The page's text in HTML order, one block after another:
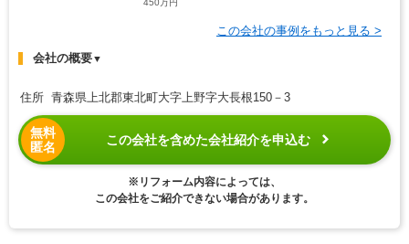
450万円
この会社の事例をもっと見る >
会社の概要▼
住所 青森県上北郡東北町大字上野字大長根150－3
無料
匿名
この会社を含めた会社紹介を申込む
※リフォーム内容によっては、
この会社をご紹介できない場合があります。